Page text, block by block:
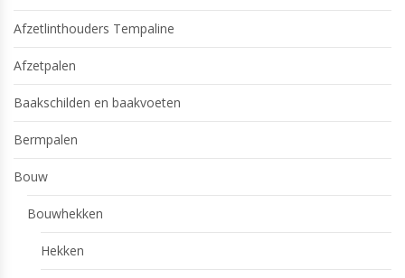
Afzetlinthouders Tempaline
Afzetpalen
Baakschilden en baakvoeten
Bermpalen
Bouw
Bouwhekken
Hekken